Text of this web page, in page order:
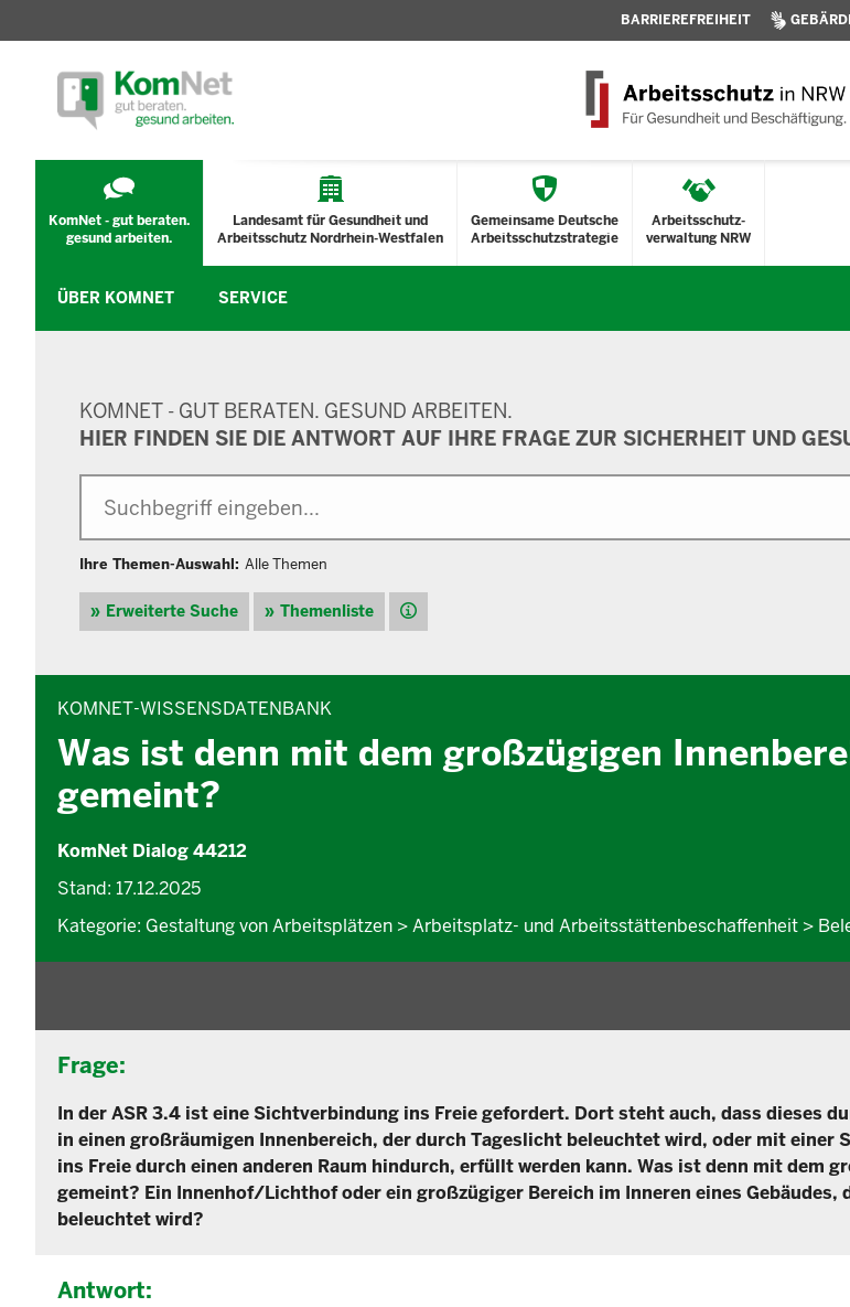
BARRIEREFREIHEIT
KomNet - gut beraten.
gesund arbeiten.
Landesamt für Gesundheit und
Arbeitsschutz Nordrhein-Westfalen
Gemeinsame Deutsche
Arbeitsschutzstrategie
Arbeitsschutz-
verwaltung NRW
ÜBER KOMNET SERVICE
KOMNET - GUT BERATEN. GESUND ARBEITEN.
HIER FINDEN SIE DIE ANTWORT AUF IHRE FRAGE ZUR SICHERHEIT UND
Ihre Themen-Auswahl: Alle Themen
Erweiterte Suche Themenliste Hilfe
KOMNET-WISSENSDATENBANK
Was ist denn mit dem großzügigen
gemeint?
KomNet Dialog 44212
Stand: 17.12.2025
Kategorie: Gestaltung von Arbeitsplätzen > Arbeitsplatz- und Arbeitsstättenbeschaffenheit >
Frage:
In der ASR 3.4 ist eine Sichtverbindung ins Freie gefordert. Dort steht auch, dass dieses
in einen großräumigen Innenbereich, der durch Tageslicht beleuchtet wird, oder mit einer
ins Freie durch einen anderen Raum hindurch, erfüllt werden kann. Was ist denn mit dem
gemeint? Ein Innenhof/Lichthof oder ein großzügiger Bereich im Inneren eines Gebäudes,
beleuchtet wird?
Antwort: